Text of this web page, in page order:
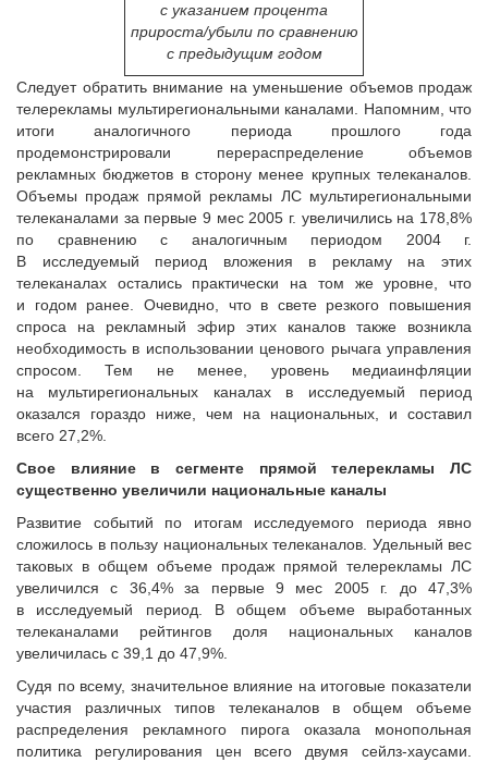
с указанием процента
прироста/убыли по сравнению
с предыдущим годом
Следует обратить внимание на уменьшение объемов продаж
телерекламы мультирегиональными каналами. Напомним, что
итоги аналогичного периода прошлого года
продемонстрировали перераспределение объемов
рекламных бюджетов в сторону менее крупных телеканалов.
Объемы продаж прямой рекламы ЛС мультирегиональными
телеканалами за первые 9 мес 2005 г. увеличились на 178,8%
по сравнению с аналогичным периодом 2004 г.
В исследуемый период вложения в рекламу на этих
телеканалах остались практически на том же уровне, что
и годом ранее. Очевидно, что в свете резкого повышения
спроса на рекламный эфир этих каналов также возникла
необходимость в использовании ценового рычага управления
спросом. Тем не менее, уровень медиаинфляции
на мультирегиональных каналах в исследуемый период
оказался гораздо ниже, чем на национальных, и составил
всего 27,2%.
Свое влияние в сегменте прямой телерекламы ЛС
существенно увеличили национальные каналы
Развитие событий по итогам исследуемого периода явно
сложилось в пользу национальных телеканалов. Удельный вес
таковых в общем объеме продаж прямой телерекламы ЛС
увеличился с 36,4% за первые 9 мес 2005 г. до 47,3%
в исследуемый период. В общем объеме выработанных
телеканалами рейтингов доля национальных каналов
увеличилась с 39,1 до 47,9%.
Судя по всему, значительное влияние на итоговые показатели
участия различных типов телеканалов в общем объеме
распределения рекламного пирога оказала монопольная
политика регулирования цен всего двумя сейлз-хаусами.